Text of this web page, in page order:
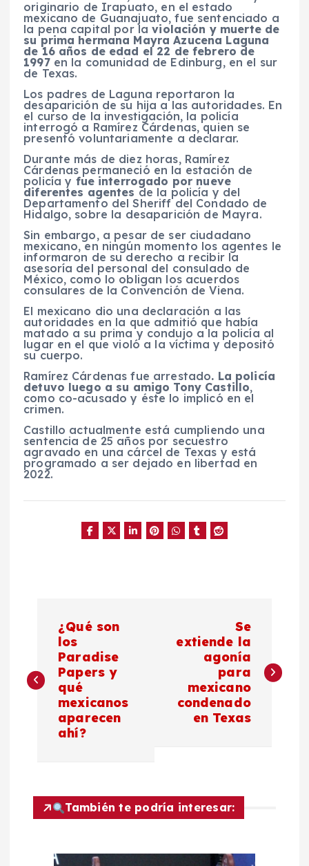
originario de Irapuato, en el estado
mexicano de Guanajuato, fue sentenciado a
la pena capital por laviolación y muerte de
su prima hermana Mayra Azucena Laguna
de 16 años de edad el 22 de febrero de
1997 en la comunidad de Edinburg, en el sur
de Texas.
Los padres de Laguna reportaron la
desaparición de su hija a las autoridades. En
el curso de la investigación, la policía
interrogó a Ramírez Cárdenas, quien se
presentó voluntariamente a declarar.
Durante más de diez horas, Ramírez
Cárdenas permaneció en la estación de
policía y fue interrogado por nueve
diferentes agentes de la policía y del
Departamento del Sheriff del Condado de
Hidalgo, sobre la desaparición de Mayra.
Sin embargo, a pesar de ser ciudadano
mexicano, en ningún momento los agentes le
informaron de su derecho a recibir la
asesoría del personal del consulado de
México, como lo obligan los acuerdos
consulares de la Convención de Viena.
El mexicano dio una declaración a las
autoridades en la que admitió que había
matado a su prima y condujo a la policía al
lugar en el que violó a la víctima y depositó
su cuerpo.
Ramírez Cárdenas fue arrestado. La policía
detuvo luego a su amigo Tony Castillo,
como co-acusado y éste lo implicó en el
crimen.
Castillo actualmente está cumpliendo una
sentencia de 25 años por secuestro
agravado en una cárcel de Texas y está
programado a ser dejado en libertad en
2022.
v
c
¿Qué son
los
Paradise
Papers y
qué
mexicanos
aparecen
ahí?
Se
extiende la
agonía
para
mexicano
condenado
en Texas
También te podría interesar: